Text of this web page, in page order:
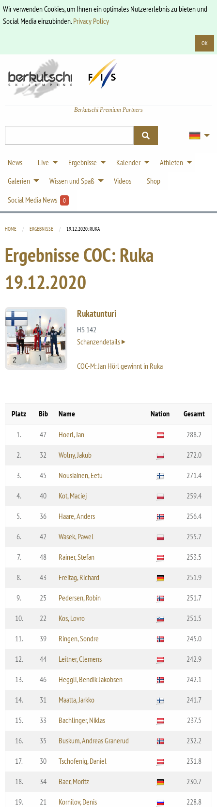
Wir verwenden Cookies, um Ihnen ein optimales Nutzererlebnis zu bieten und
Social Media einzubinden.Privacy Policy
OK
Berkutschi Premium Partners
News Live Ergebnisse Kalender
Athleten
Galerien
Wissen und Spaß Videos
Shop
Social Media News
0
HOME ERGEBNISSE CURRENT:
19.12.2020: RUKA
Ergebnisse COC: Ruka
19.12.2020
Rukatunturi
HS 142
Schanzendetails
COC-M: Jan Hörl gewinnt in Ruka
Platz Bib Name Nation Gesamt
1. 47 Hoerl, Jan 288.2
2. 32 Wolny, Jakub 272.0
3. 45 Nousiainen, Eetu 271.4
4. 40 Kot, Maciej 259.4
5. 36 Haare, Anders 256.4
6. 42 Wasek, Pawel 255.7
7. 48 Rainer, Stefan 253.5
8. 43 Freitag, Richard 251.9
9. 25 Pedersen, Robin 251.7
10. 22 Kos, Lovro 251.5
11. 39 Ringen, Sondre 245.0
12. 44 Leitner, Clemens 242.9
13. 46 Heggli, Bendik Jakobsen 242.1
14. 31 Maatta, Jarkko 241.7
15. 33 Bachlinger, Niklas 237.5
16. 35 Buskum, Andreas Granerud 232.2
17. 30 Tschofenig, Daniel 231.8
18. 34 Baer, Moritz 230.7
19. 21 Kornilov, Denis 228.8